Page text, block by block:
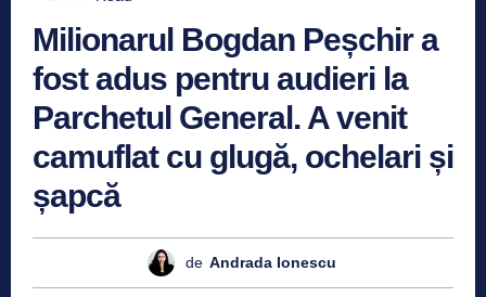
Milionarul Bogdan Peșchir a
fost adus pentru audieri la
Parchetul General. A venit
camuflat cu glugă, ochelari și
șapcă
de Andrada Ionescu